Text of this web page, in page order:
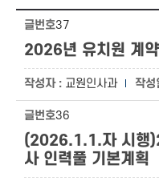
37
2026년 유치원 계
교원인사과
36
(2026.1.1.자 시행
사 인력풀 기본계획